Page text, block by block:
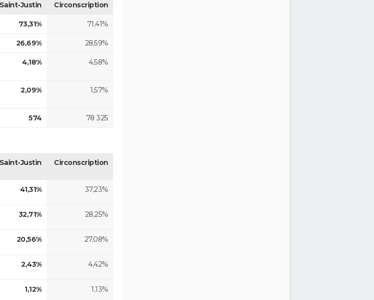
Saint-Justin Circonscription
73,31% 71,41%
26,69% 28,59%
4,18% 4,58%
2,09% 1,57%
574 78 325
Saint-Justin Circonscription
41,31% 37,23%
32,71% 28,25%
20,56% 27,08%
2,43% 4,42%
1,12% 1,13%